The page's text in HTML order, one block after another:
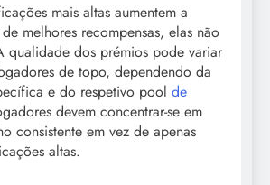
mais altas aumentem a
melhores recompensas, elas não
qualidade dos prémios pode variar
de topo, dependendo da
e do respetivo pool de
devem concentrar-se em
consistente em vez de apenas
altas.